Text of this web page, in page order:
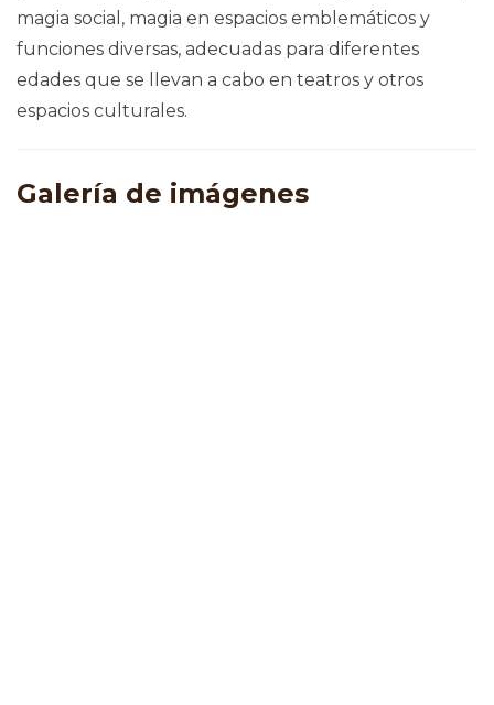
magia social, magia en espacios emblemáticos y
funciones diversas, adecuadas para diferentes
edades que se llevan a cabo en teatros y otros
espacios culturales.
Galería de imágenes